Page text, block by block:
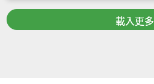
載入更多